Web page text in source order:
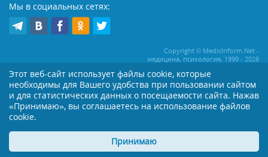
Мы в социальных сетях:
Copyright © MedicInform.Net -
медицина, психология, 1999 - 2026
Копирование или иное распространение статей нашего сайта строго
воспрещается. Копирование раздела "Новости" допускается при наличии
активной открытой для поисковиков ссылки на MedicInform.Net
Материалы на сайте представлены в справочных целях. Редакция не всегда
применением тех или иных рекомендаций настоятельно рекомендуется
посоветоваться с Вашим лечащим врачом!
Этот веб-сайт использует файлы cookie, которые
необходимы для Вашего удобства при пользовании сайтом
и для статистических данных о посещаемости сайта. Нажав
«Принимаю», вы соглашаетесь на использование файлов
cookie.
Принимаю